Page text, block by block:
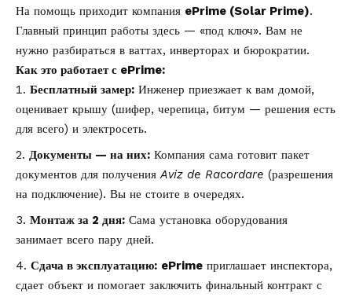
На помощь приходит компания ePrime (Solar Prime).
Главный принцип работы здесь — «под ключ». Вам не
нужно разбираться в ваттах, инверторах и бюрократии.
Как это работает с ePrime:
Бесплатный замер: Инженер приезжает к вам домой,
оценивает крышу (шифер, черепица, битум — решения есть
для всего) и электросеть.
Документы — на них: Компания сама готовит пакет
документов для полученияAviz de Racordare (разрешения
на подключение). Вы не стоите в очередях.
Монтаж за 2 дня: Сама установка оборудования
занимает всего пару дней.
Сдача в эксплуатацию: ePrime приглашает инспектора,
сдает объект и помогает заключить финальный контракт с